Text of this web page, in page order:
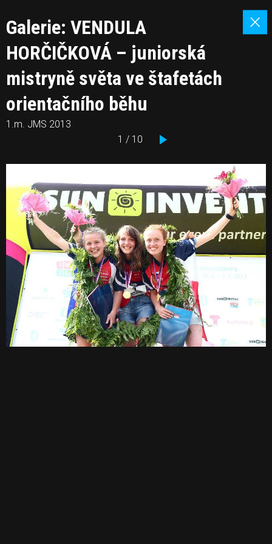
Galerie: VENDULA
HORČIČKOVÁ – juniorská
mistryně světa ve štafetách
orientačního běhu
1.m. JMS 2013
1 / 10